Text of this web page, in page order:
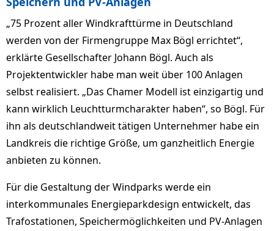
„75 Prozent aller Windkrafttürme in Deutschland
werden von der Firmengruppe Max Bögl errichtet“,
erklärte Gesellschafter Johann Bögl. Auch als
Projektentwickler habe man weit über 100 Anlagen
selbst realisiert. „Das Chamer Modell ist einzigartig und
kann wirklich Leuchtturmcharakter haben“, so Bögl. Für
ihn als deutschlandweit tätigen Unternehmer habe ein
Landkreis die richtige Größe, um ganzheitlich Energie
anbieten zu können.
Für die Gestaltung der Windparks werde ein
interkommunales Energieparkdesign entwickelt, das
Trafostationen, Speichermöglichkeiten und PV-Anlagen